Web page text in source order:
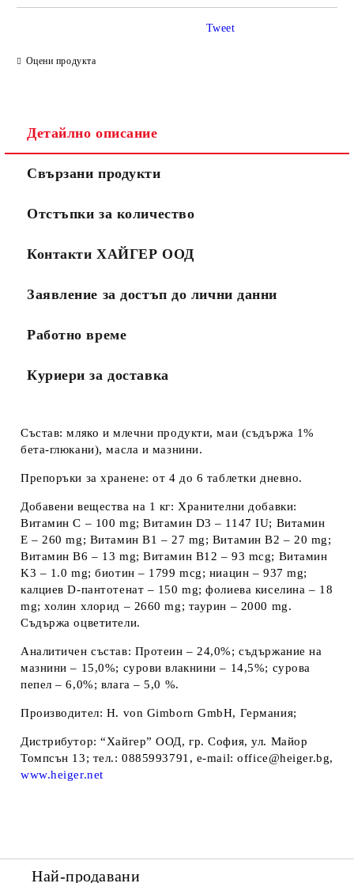
Оцени продукта
Tweet
Детайлно описание
Свързани продукти
Отстъпки за количество
Контакти ХАЙГЕР ООД
Заявление за достъп до лични данни
Работно време
Куриери за доставка
Състав: мляко и млечни продукти, маи (съдържа 1%
бета-глюкани), масла и мазнини.
Препоръки за хранене:от 4 до 6 таблетки дневно.
Добавени вещества на 1 кг: Хранителни добавки:
Витамин C – 100 mg; Витамин D3 – 1147 IU; Витамин
E – 260 mg; Витамин B1 – 27 mg; Витамин B2 – 20 mg;
Витамин B6 – 13 mg; Витамин B12 – 93 mcg; Витамин
K3 – 1.0 mg; биотин – 1799 mcg; ниацин – 937 mg;
калциев D-пантотенат – 150 mg; фолиева киселина – 18
mg; холин хлорид – 2660 mg; таурин – 2000 mg.
Съдържа оцветители.
Аналитичен състав: Протеин – 24,0%; съдържание на
мазнини – 15,0%; сурови влакнини – 14,5%; сурова
пепел – 6,0%; влага – 5,0 %.
Производител: H. von Gimborn GmbH, Германия;
Дистрибутор: “Хайгер” ООД, гр. София, ул. Майор
Томпсън 13; тел.: 0885993791, e-mail: office@heiger.bg,
www.heiger.net
Най-продавани